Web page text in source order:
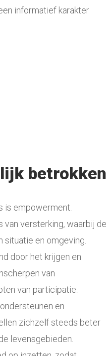
informatief karakter
betrokken
is empowerment.
versterking, waarbij de
situatie en omgeving.
door het krijgen en
van
van participatie.
en
zichzelf steeds beter
levensgebieden.